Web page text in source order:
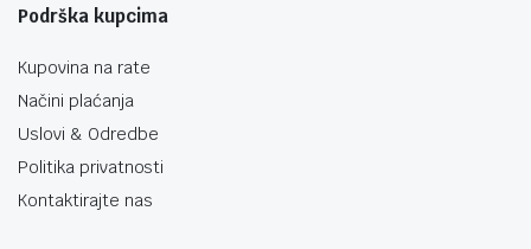
Podrška kupcima
Kupovina na rate
Načini plaćanja
Uslovi & Odredbe
Politika privatnosti
Kontaktirajte nas